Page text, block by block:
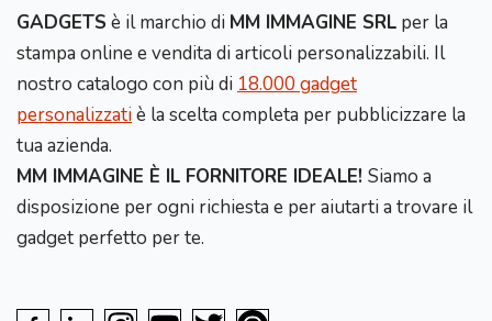
GADGETS è il marchio di MM IMMAGINE SRL per la
stampa online e vendita di articoli personalizzabili. Il
nostro catalogo con più di 18.000 gadget
personalizzatiè la scelta completa per pubblicizzare la
tua azienda.
MM IMMAGINE È IL FORNITORE IDEALE! Siamo a
disposizione per ogni richiesta e per aiutarti a trovare il
gadget perfetto per te.